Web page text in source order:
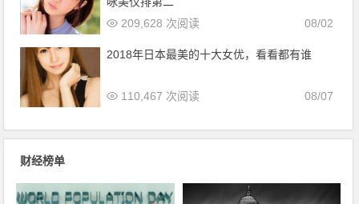
08/02
209,628 次阅读
2018年日本最美的十大女优，看看都有谁
08/07
110,467 次阅读
财经榜单